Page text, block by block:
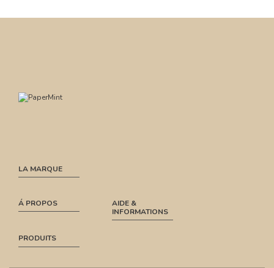
LA MARQUE
Á PROPOS
AIDE &
INFORMATIONS
PRODUITS